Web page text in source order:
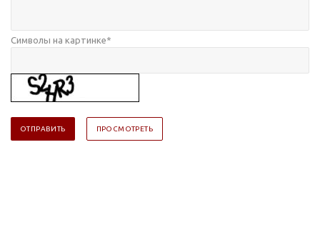
Символы на картинке*